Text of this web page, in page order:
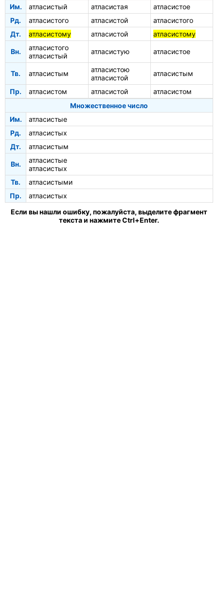
Им.
атласистый атласистая
атласистое
Рд.
атласистого атласистой
атласистого
Дт.
атласистому атласистой атласистому
Вн.
атласистого
атласистый
атласистую атласистое
Тв. атласистым
атласистою
атласистой
атласистым
Пр. атласистом атласистой
атласистом
Множественное число
Им.
атласистые
Рд.
атласистых
Дт.
атласистым
Вн.
атласистые
атласистых
Тв.
атласистыми
Пр.
атласистых
Если вы нашли ошибку, пожалуйста, выделите фрагмент
текста и нажмите Ctrl+Enter.